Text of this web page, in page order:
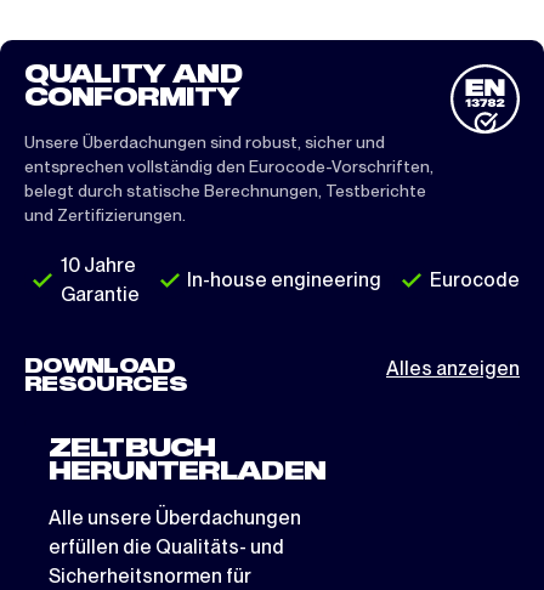
QUALITY AND
CONFORMITY
Unsere Überdachungen sind robust, sicher und
entsprechen vollständig den Eurocode-Vorschriften,
belegt durch statische Berechnungen, Testberichte
und Zertifizierungen.
10 Jahre
Garantie
In-house engineering Eurocode
DOWNLOAD
RESOURCES
Alles anzeigen
ZELTBUCH
HERUNTERLADEN
Alle unsere Überdachungen
erfüllen die Qualitäts- und
Sicherheitsnormen für